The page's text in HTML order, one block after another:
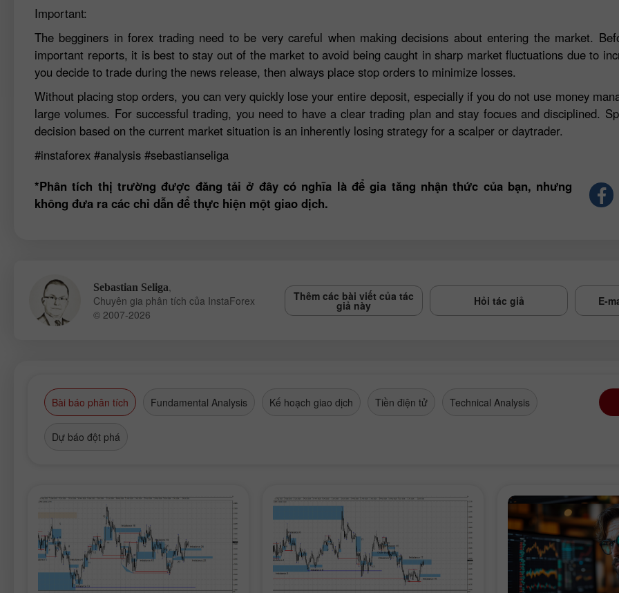
Important:
The begginers in forex trading need to be very careful when making decisions about entering the market.
important reports, it is best to stay out of the market to avoid being caught in sharp market fluctuations due to
you decide to trade during the news release, then always place stop orders to minimize losses.
Without placing stop orders, you can very quickly lose your entire deposit, especially if you do not use money
large volumes. For successful trading, you need to have a clear trading plan and stay focues and disciplined.
decision based on the current market situation is an inherently losing strategy for a scalper or daytrader.
#instaforex #analysis #sebastianseliga
*Phân tích thị trường được đăng tải ở đây có nghĩa là để gia tăng nhận thức của bạn, nhưng
không đưa ra các chỉ dẫn để thực hiện một giao dịch.
Sebastian Seliga
Chuyên gia phân tích của InstaForex
© 2007-2026
Thêm các bài viết của tác
giả này Hỏi tác giả E-
Bài báo phân tích Fundamental Analysis Kế hoạch giao dịch Tiền điện tử Technical Analysis
Dự báo đột phá
Mở tài khoản
Demo
Mở
Mở tài khoản
Thực
Mở